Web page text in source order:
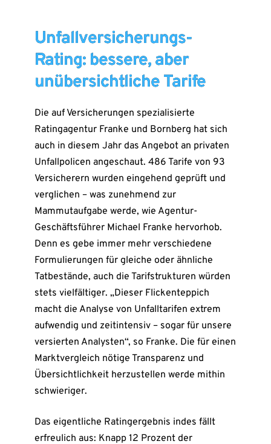
Unfallversicherungs-
Rating: bessere, aber
unübersichtliche Tarife
Die auf Versicherungen spezialisierte
Ratingagentur Franke und Bornberg hat sich
auch in diesem Jahr das Angebot an privaten
Unfallpolicen angeschaut. 486 Tarife von 93
Versicherern wurden eingehend geprüft und
verglichen – was zunehmend zur
Mammutaufgabe werde, wie Agentur-
Geschäftsführer Michael Franke hervorhob.
Denn es gebe immer mehr verschiedene
Formulierungen für gleiche oder ähnliche
Tatbestände, auch die Tarifstrukturen würden
stets vielfältiger. „Dieser Flickenteppich
macht die Analyse von Unfalltarifen extrem
aufwendig und zeitintensiv – sogar für unsere
versierten Analysten“, so Franke. Die für einen
Marktvergleich nötige Transparenz und
Übersichtlichkeit herzustellen werde mithin
schwieriger.
Das eigentliche Ratingergebnis indes fällt
erfreulich aus: Knapp 12 Prozent der